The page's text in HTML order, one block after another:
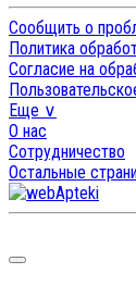
Сообщить о
Политика
Согласие на
Еще ∨
О нас
Сотрудничество
Остальные